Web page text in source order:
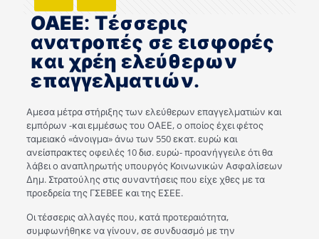
ΟΑΕΕ: Τέσσερις
ανατροπές σε εισφορές
και χρέη ελεύθερων
επαγγελματιών.
Αμεσα μέτρα στήριξης των ελεύθερων επαγγελματιών και
εμπόρων -και εμμέσως του ΟΑΕΕ, ο οποίος έχει φέτος
ταμειακό «άνοιγμα» άνω των 550 εκατ. ευρώ και
ανείσπρακτες οφειλές 10 δισ. ευρώ- προανήγγειλε ότι θα
λάβει ο αναπληρωτής υπουργός Κοινωνικών Ασφαλίσεων
Δημ. Στρατούλης στις συναντήσεις που είχε χθες με τα
προεδρεία της ΓΣΕΒΕΕ και της ΕΣΕΕ.
Οι τέσσερις αλλαγές που, κατά προτεραιότητα,
συμφωνήθηκε να γίνουν, σε συνδυασμό με την